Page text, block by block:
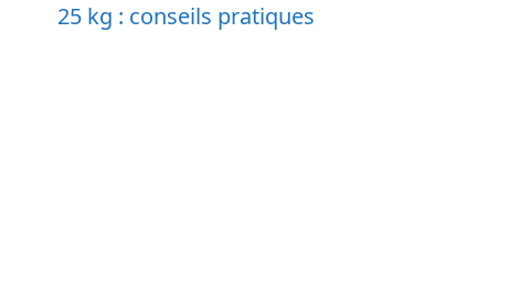
25 kg : conseils pratiques